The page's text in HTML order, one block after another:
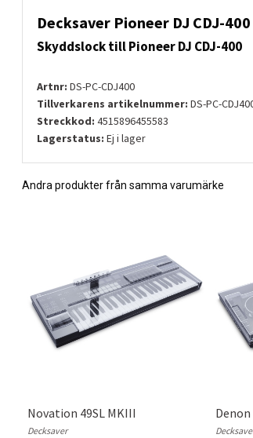
Decksaver Pioneer DJ CDJ-400
Skyddslock till Pioneer DJ CDJ-400
Artnr: DS-PC-CDJ400
Tillverkarens artikelnummer: DS-PC-
Streckkod: 4515896455583
Lagerstatus: Ej i lager
Andra produkter från samma varumärke
Novation 49SL MKIII
Decksaver
Denon